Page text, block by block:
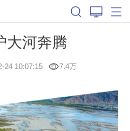
大河奔腾
24 10:07:15 7.4万